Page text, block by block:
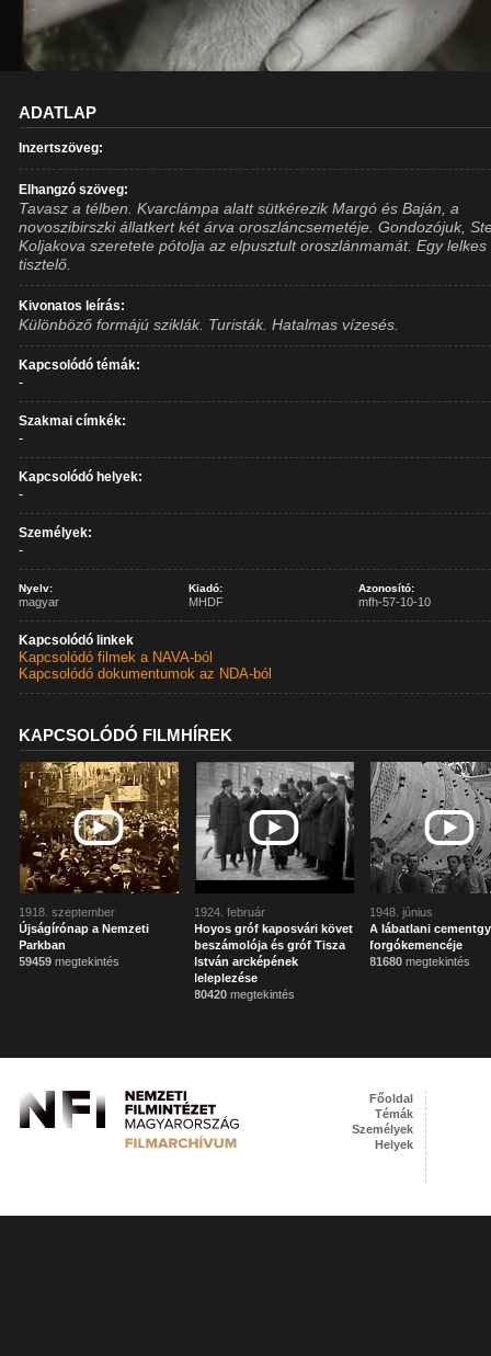
ADATLAP
Inzertszöveg:
Elhangzó szöveg:
Tavasz a télben. Kvarclámpa alatt sütkérezik Margó és Baján, a
novoszibirszki állatkert két árva oroszláncsemetéje. Gondozójuk,
Koljakova szeretete pótolja az elpusztult oroszlánmamát. Egy lelkes
tisztelő.
Kivonatos leírás:
Különböző formájú sziklák. Turisták. Hatalmas vízesés.
Kapcsolódó témák:
-
Szakmai címkék:
-
Kapcsolódó helyek:
-
Személyek:
-
Nyelv:
magyar
Kiadó:
MHDF
Azonosító:
mfh-57-10-10
Kapcsolódó linkek
Kapcsolódó filmek a NAVA-ból
Kapcsolódó dokumentumok az NDA-ból
KAPCSOLÓDÓ FILMHÍREK
1918. szeptember
Újságírónap a Nemzeti
Parkban
59459 megtekintés
1924. február
Hoyos gróf kaposvári követ
beszámolója és gróf Tisza
István arcképének
leleplezése
80420 megtekintés
1948. június
A lábatlani
forgókemencéje
81680 megtekintés
Főoldal
Témák
Személyek
Helyek